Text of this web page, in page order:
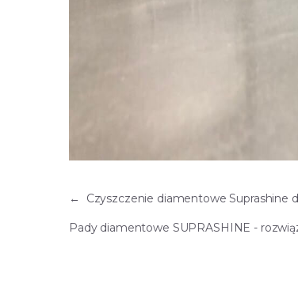
← Czyszczenie diamentowe Suprashine
Pady diamentowe SUPRASHINE -